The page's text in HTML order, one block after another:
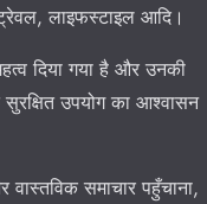
लाइफस्टाइल आदि।
दिया गया है और उनकी
उपयोग का आश्वासन
समाचार पहुँचाना,